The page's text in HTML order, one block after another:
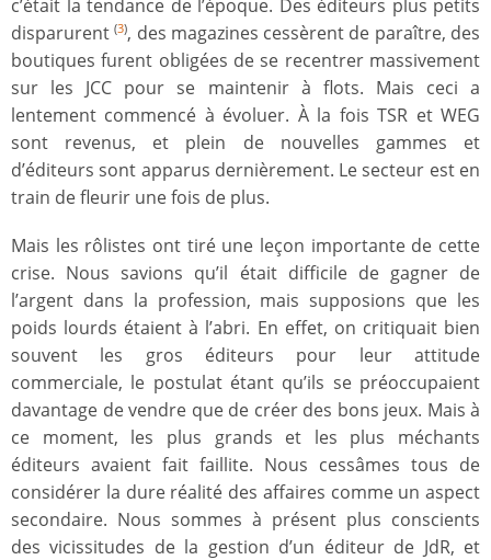
c’était la tendance de l’époque. Des éditeurs plus petits
disparurent(3), des magazines cessèrent de paraître, des
boutiques furent obligées de se recentrer massivement
sur les JCC pour se maintenir à flots. Mais ceci a
lentement commencé à évoluer. À la fois TSR et WEG
sont revenus, et plein de nouvelles gammes et
d’éditeurs sont apparus dernièrement. Le secteur est en
train de fleurir une fois de plus.
Mais les rôlistes ont tiré une leçon importante de cette
crise. Nous savions qu’il était difficile de gagner de
l’argent dans la profession, mais supposions que les
poids lourds étaient à l’abri. En effet, on critiquait bien
souvent les gros éditeurs pour leur attitude
commerciale, le postulat étant qu’ils se préoccupaient
davantage de vendre que de créer des bons jeux. Mais à
ce moment, les plus grands et les plus méchants
éditeurs avaient fait faillite. Nous cessâmes tous de
considérer la dure réalité des affaires comme un aspect
secondaire. Nous sommes à présent plus conscients
des vicissitudes de la gestion d’un éditeur de JdR, et